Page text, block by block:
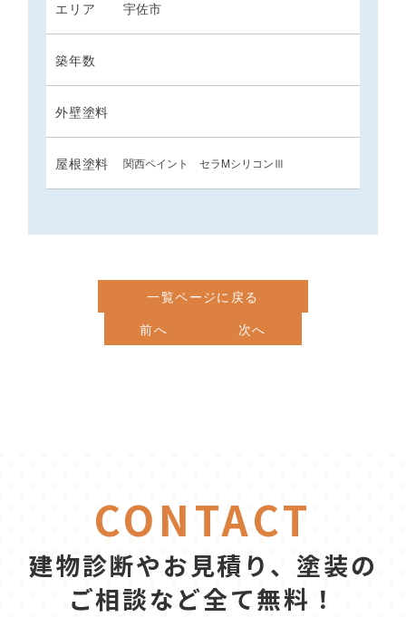
エリア 宇佐市
築年数
外壁塗料
屋根塗料 関西ペイント セラMシリコンⅢ
一覧ページに戻る
前へ
次へ
CONTACT
建物診断やお見積り、塗装の
ご相談など全て無料！